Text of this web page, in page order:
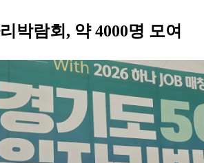
박람회, 약 4000명 모여